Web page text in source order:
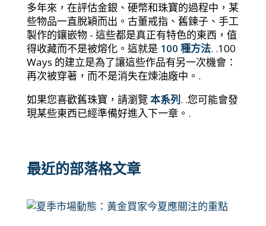
多年來，在評估金銀、硬幣和珠寶的過程中，某
些物品一直脫穎而出。古董戒指、舊鍊子、手工
製作的鑲嵌物 - 這些都是真正有特色的東西，值
得收藏而不是被熔化。這就是 100 種方法. .100
Ways 的建立是為了讓這些作品有另一次機會：
再次被穿著，而不是消失在煉油廠中。.
如果您喜歡舊珠寶，請瀏覽本系列 . .您可能會發
現某些東西已經準備好進入下一章。.
最近的部落格文章